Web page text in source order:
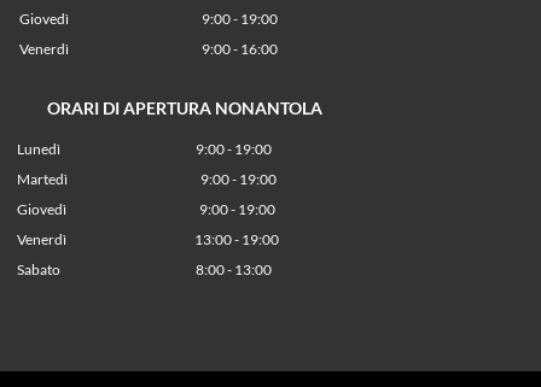
Giovedì 9:00 - 19:00
Venerdì 9:00 - 16:00
ORARI DI APERTURA NONANTOLA
Lunedì 9:00 - 19:00
Martedì 9:00 - 19:00
Giovedì 9:00 - 19:00
Venerdì 13:00 - 19:00
Sabato 8:00 - 13:00